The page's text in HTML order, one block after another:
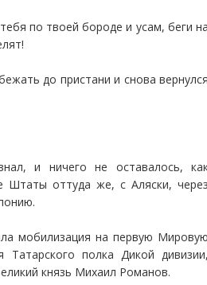
по твоей бороде и усам, беги
до пристани и снова
и ничего не оставалось,
Штаты оттуда же, с Аляски,
мобилизация на первую
Татарского полка Дикой
князь Михаил Романов.